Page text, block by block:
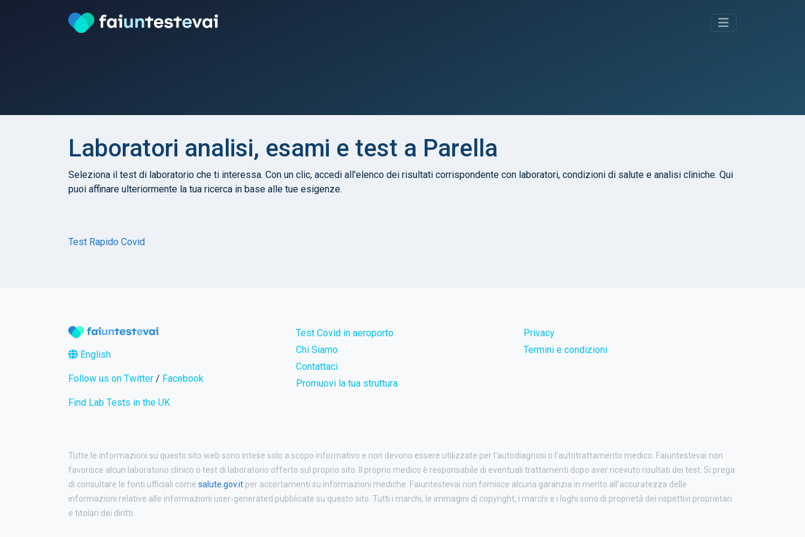
Laboratori analisi, esami e test a Parella
Seleziona il test di laboratorio che ti interessa. Con un clic, accedi all'elenco dei risultati corrispondente con laboratori, condizioni di salute e analisi cliniche. Qui
puoi affinare ulteriormente la tua ricerca in base alle tue esigenze.
Test Rapido Covid
English
Follow us on Twitter / Facebook
Find Lab Tests in the UK
Test Covid in aeroporto
Chi Siamo
Contattaci
Promuovi la tua struttura
Privacy
Termini e condizioni
Tutte le informazioni su questo sito web sono intese solo a scopo informativo e non devono essere utilizzate per l'autodiagnosi o l'autotrattamento medico. Faiuntestevai non
favorisce alcun laboratorio clinico o test di laboratorio offerto sul proprio sito. Il proprio medico è responsabile di eventuali trattamenti dopo aver ricevuto risultati dei test. Si prega
di consultare le fonti ufficiali come salute.gov.it per accertamenti su informazioni mediche. Faiuntestevai non fornisce alcuna garanzia in merito all'accuratezza delle
informazioni relative alle informazioni user-generated pubblicate su questo sito. Tutti i marchi, le immagini di copyright, i marchi e i loghi sono di proprietà dei rispettivi proprietari
e titolari dei diritti.